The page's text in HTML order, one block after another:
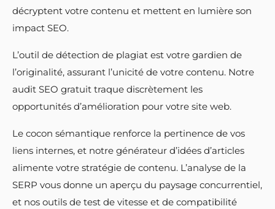
décryptent votre contenu et mettent en lumière son
impact SEO.
L’outil de détection de plagiat est votre gardien de
l’originalité, assurant l’unicité de votre contenu. Notre
audit SEO gratuit traque discrètement les
opportunités d’amélioration pour votre site web.
Le cocon sémantique renforce la pertinence de vos
liens internes, et notre générateur d’idées d’articles
alimente votre stratégie de contenu. L’analyse de la
SERP vous donne un aperçu du paysage concurrentiel,
et nos outils de test de vitesse et de compatibilité